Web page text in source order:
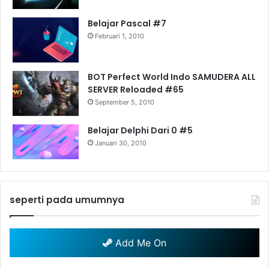
Belajar Pascal #7
Februari 1, 2010
BOT Perfect World Indo SAMUDERA ALL
SERVER Reloaded #65
September 5, 2010
Belajar Delphi Dari 0 #5
Januari 30, 2010
seperti pada umumnya
Add Me On